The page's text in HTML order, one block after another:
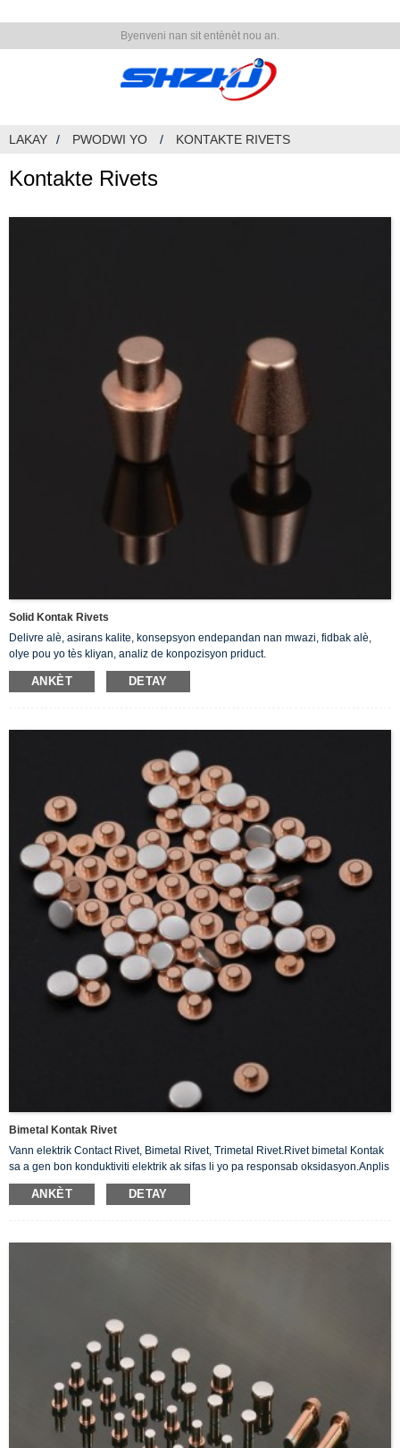
Byenveni nan sit entènèt nou an.
LAKAY PWODWI YO KONTAKTE RIVETS
Kontakte Rivets
Solid Kontak Rivets
Delivre alè, asirans kalite, konsepsyon endepandan nan mwazi, fidbak alè,
olye pou yo tès kliyan, analiz de konpozisyon priduct.
ANKÈT DETAY
Bimetal Kontak Rivet
Vann elektrik Contact Rivet, Bimetal Rivet, Trimetal Rivet.Rivet bimetal Kontak
sa a gen bon konduktiviti elektrik ak sifas li yo pa responsab oksidasyon.Anplis
de sa nan 3 - 28% kwiv ka konsiderableman amelyore rezistans flanm ajan an.
ANKÈT DETAY